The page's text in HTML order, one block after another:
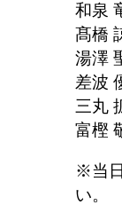
和泉
髙橋
湯澤
差波
三丸
富樫
※当
い。